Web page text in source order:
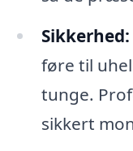
Sikkerhed:
føre til
tunge.
sikkert